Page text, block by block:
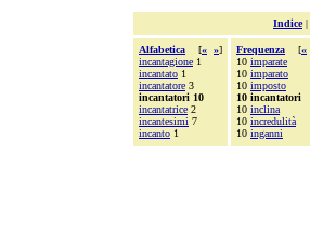
Indice|
Alfabetica [« »]
incantagione 1
incantato 1
incantatore 3
incantatori 10
incantatrice 2
incantesimi 7
incanto 1
Frequenza [«
10 imparate
10 imparato
10 imposto
10 incantatori
10 inclina
10 incredulità
10 inganni